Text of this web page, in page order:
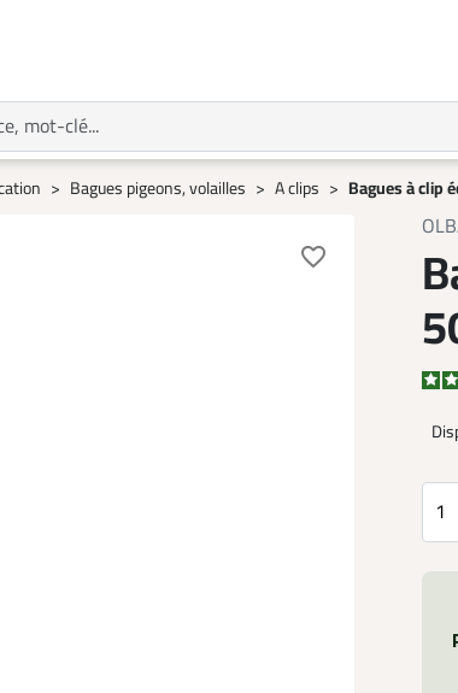
Bagues pigeons, volailles A clips Bagues à clip
favorite_border